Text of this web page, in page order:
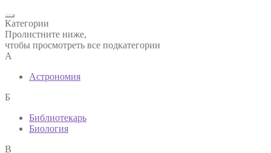
Категории
Пролистните ниже,
чтобы просмотреть все подкатегории
А
Астрономия
Б
Библиотекарь
Биология
В